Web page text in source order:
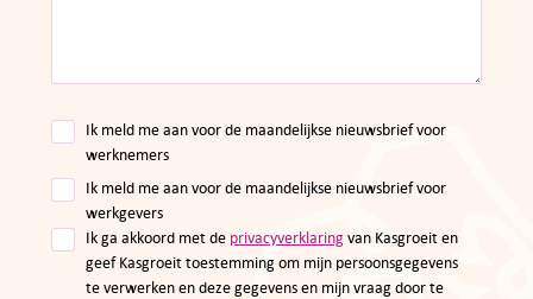
Ik meld me aan voor de maandelijkse nieuwsbrief voor
werknemers
Ik meld me aan voor de maandelijkse nieuwsbrief voor
werkgevers
Ik ga akkoord met de privacyverklaringvan Kasgroeit en
geef Kasgroeit toestemming om mijn persoonsgegevens
te verwerken en deze gegevens en mijn vraag door te